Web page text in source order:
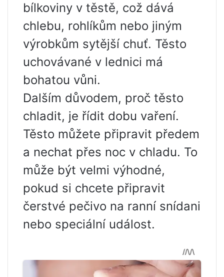
bílkoviny v těstě, což dává
chlebu, rohlíkům nebo jiným
výrobkům sytější chuť. Těsto
uchovávané v lednici má
bohatou vůni.
Dalším důvodem, proč těsto
chladit, je řídit dobu vaření.
Těsto můžete připravit předem
a nechat přes noc v chladu. To
může být velmi výhodné,
pokud si chcete připravit
čerstvé pečivo na ranní snídani
nebo speciální událost.